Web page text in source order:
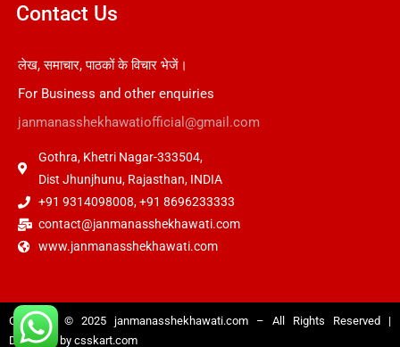
Contact Us
लेख, समाचार, पाठकों के विचार भेजें।
For Business and other enquiries
janmanasshekhawatiofficial@gmail.com
Gothra, Khetri Nagar-333504,
Dist Jhunjhunu, Rajasthan, INDIA
+91 9314098008, +91 8696233333
contact@janmanasshekhawati.com
www.janmanasshekhawati.com
Copyright © 2025 janmanasshekhawati.com – All Rights Reserved |
Designed by csskart.com